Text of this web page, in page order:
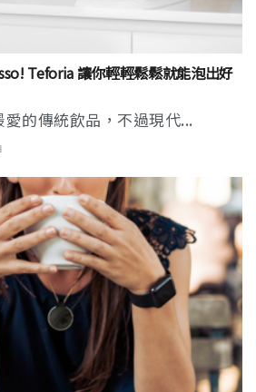
Teforia 讓你輕輕鬆鬆就能泡出好
的傳統飲品，不過現代...